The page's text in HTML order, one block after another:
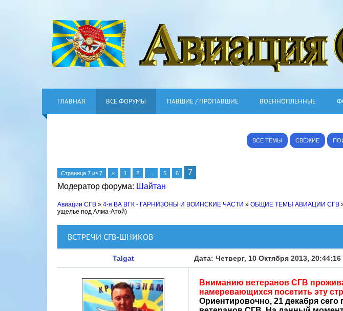
ГЛАВНАЯ ВСЕ ФОРУМЫ ПАВШИЕ / ПРОПАВШИЕ ВОЕННОПЛЕННЫЕ
ВСЕ ТЕМЫ СВЕЖИЕ
Страница 7 из 7 « 1 2 5 6
7
Модератор форума: Шайтан
Авиации СГВ » 4-я ВА ВГК - ГАРНИЗОНЫ И ВОИНСКИЕ ЧАСТИ » ОБЩИЕ ТЕМЫ АВИАЦИИ СГВ
ущелье под Алма-Атой)
ВСТРЕЧИ СГВ-ШНИКОВ
Talgat Дата: Четверг, 10 Октября 2013,
Вниманию ветеранов СГВ
намеревающихся посетить эту
Ориентировочно, 21 декабря сего